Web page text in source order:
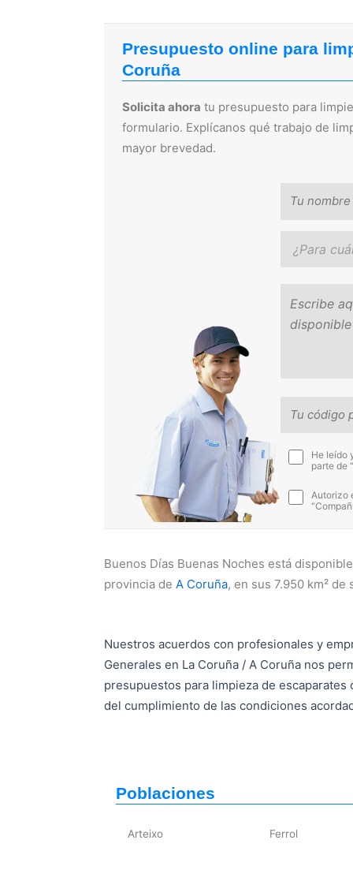
Presupuesto online para
Coruña
Solicita ahora tu presupuesto para
formulario. Explícanos qué trabajo de
mayor brevedad.
He leído
parte de
Autorizo
Buenos Días Buenas Noches está
provincia de A Coruña, en sus 7.950 km²
Nuestros acuerdos con profesionales y
Generales en La Coruña / A Coruña nos
presupuestos para limpieza de escaparates
del cumplimiento de las condiciones
Poblaciones
Arteixo Ferrol